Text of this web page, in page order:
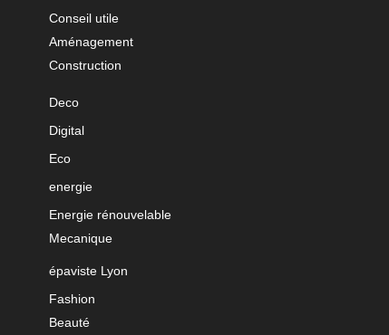
Conseil utile
Aménagement
Construction
Deco
Digital
Eco
energie
Energie rénouvelable
Mecanique
épaviste Lyon
Fashion
Beauté